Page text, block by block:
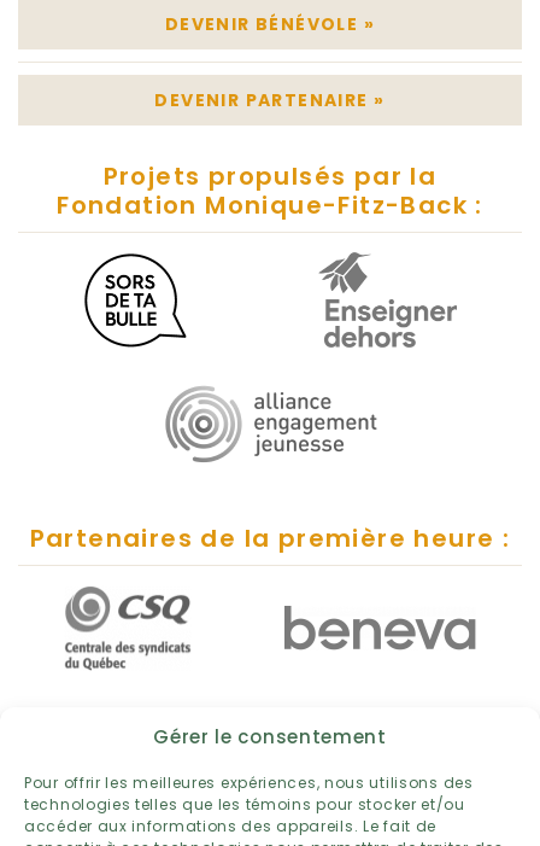
Gérer le consentement
Pour offrir les meilleures expériences, nous utilisons des
technologies telles que les témoins pour stocker et/ou
accéder aux informations des appareils. Le fait de
DEVENIR BÉNÉVOLE »
DEVENIR PARTENAIRE »
Projets propulsés par la
Fondation Monique-Fitz-Back :
Partenaires de la première heure :